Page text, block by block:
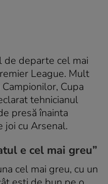
de departe cel mai
League. Mult
Cupa
tehnicianul
presă înainta
joi cu Arsenal.
e cel mai greu”
cel mai greu, cu un